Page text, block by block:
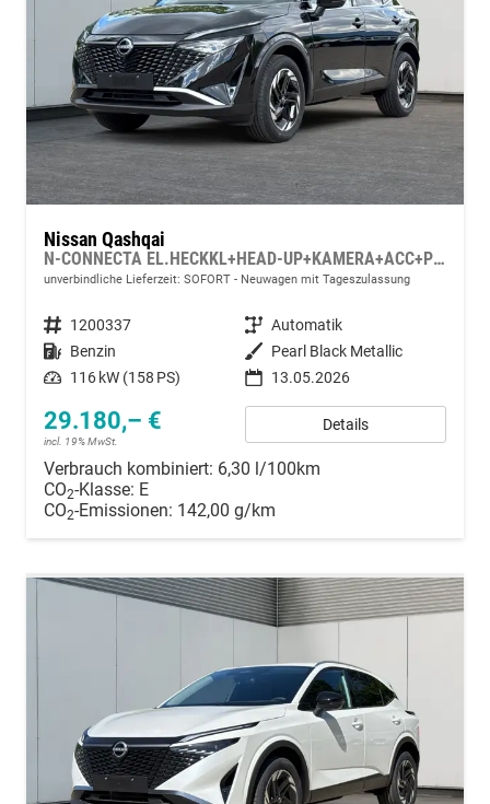
Nissan Qashqai
N-CONNECTA EL.HECKKL+HEAD-UP+KAMERA+ACC+PDC+SHZ+LED
unverbindliche Lieferzeit: SOFORT Neuwagen mit Tageszulassung
Fahrzeugnummer 1200337 Getriebe Automatik
Kraftstoff Benzin Außenfarbe Pearl Black Metallic
Leistung 116 kW (158 PS) 13.05.2026
29.180,– €
incl. 19% MwSt.
Details
Verbrauch kombiniert: 6,30 l/100km
CO2-Klasse: E
CO2-Emissionen: 142,00 g/km